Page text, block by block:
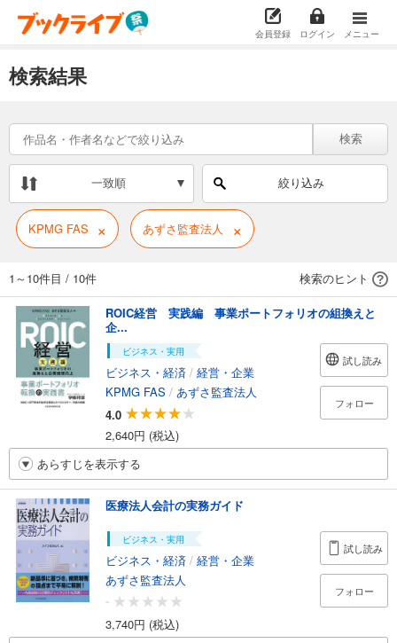
会員登録 ログイン メニュー
検索結果
検索
一致順 絞り込み
KPMG FAS × あずさ監査法人 ×
1～10件目 / 10件 検索のヒント
ROIC経営 実践編 事業ポートフォリオの組換えと
企...
ビジネス・実用
ビジネス・経済 / 経営・企業
KPMG FAS / あずさ監査法人
4.0
2,640円 (税込)
試し読み
フォロー
あらすじを表示する
医療法人会計の実務ガイド
ビジネス・実用
ビジネス・経済 / 経営・企業
あずさ監査法人
-
3,740円 (税込)
試し読み
フォロー